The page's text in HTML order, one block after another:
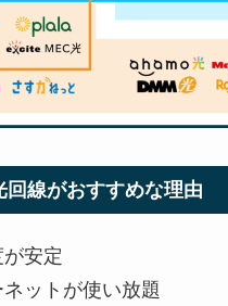
回線がおすすめな理由
安定
ットが使い放題